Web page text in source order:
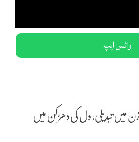
واٹس ایپ
میں تبدیلی، دل کی دھڑکن میں